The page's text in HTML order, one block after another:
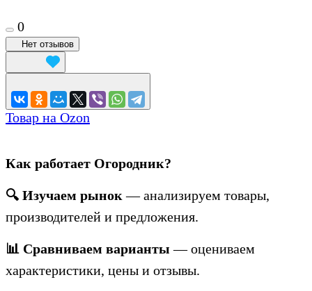
0
Нет отзывов
Товар на Ozon
Как работает Огородник?
🔍 Изучаем рынок — анализируем товары,
производителей и предложения.
📊 Сравниваем варианты — оцениваем
характеристики, цены и отзывы.